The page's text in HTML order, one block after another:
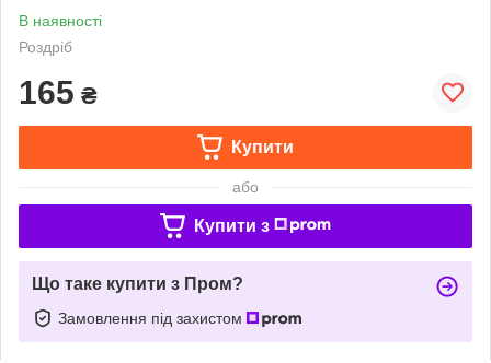
В наявності
Роздріб
165 ₴
Купити
або
Купити з
Що таке купити з Пром?
Замовлення під захистом